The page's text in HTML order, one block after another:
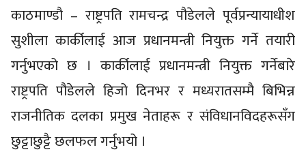
काठमाण्डौ – राष्ट्रपति रामचन्द्र पौडेलले पूर्वप्रन्यायाधीश
सुशीला कार्कीलाई आज प्रधानमन्त्री नियुक्त गर्ने तयारी
गर्नुभएको छ । कार्कीलाई प्रधानमन्त्री नियुक्त गर्नेबारे
राष्ट्रपति पौडेलले हिजो दिनभर र मध्यरातसम्मै बिभिन्न
राजनीतिक दलका प्रमुख नेताहरू र संविधानविदहरूसँग
छुट्टाछुट्टै छलफल गर्नुभयो ।